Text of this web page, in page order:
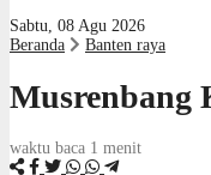
Sabtu, 08 Agu 2026
Beranda
Banten raya
Musrenbang
waktu baca 1 menit